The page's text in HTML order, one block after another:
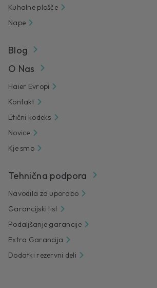
Kuhalne plošče
Nape
Blog
O Nas
Haier Evropi
Kontakt
Etični kodeks
Novice
Kje smo
Tehnična podpora
Navodila za uporabo
Garancijski list
Podaljšanje garancije
Extra Garancija
Dodatki rezervni deli